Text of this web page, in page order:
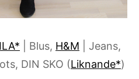
| Blus, H&M | Jeans,
DIN SKO (Liknande*)